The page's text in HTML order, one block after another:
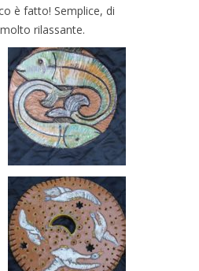
è fatto! Semplice, di
rilassante.